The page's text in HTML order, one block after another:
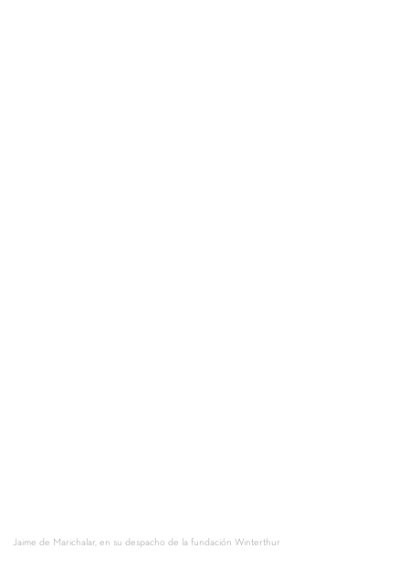
Jaime de Marichalar, en su despacho de la fundación Winterthur